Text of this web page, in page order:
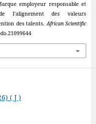
employeur responsable et
l’alignement des valeurs
des talents.African Scientific
( J )